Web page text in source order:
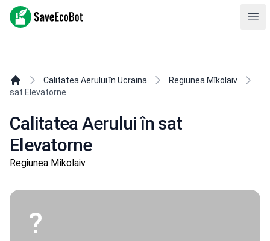
SaveEcoBot
Calitatea Aerului în Ucraina
Regiunea Mîkolaiv
sat Elevatorne
Calitatea Aerului în sat
Elevatorne
Regiunea Mîkolaiv
?